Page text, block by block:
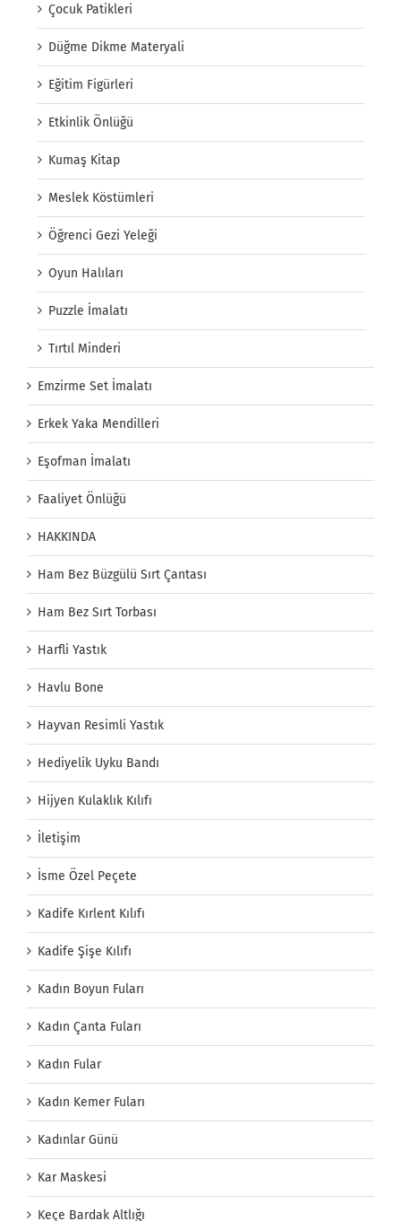
Çocuk Patikleri
Düğme Dikme Materyali
Eğitim Figürleri
Etkinlik Önlüğü
Kumaş Kitap
Meslek Köstümleri
Öğrenci Gezi Yeleği
Oyun Halıları
Puzzle İmalatı
Tırtıl Minderi
Emzirme Set İmalatı
Erkek Yaka Mendilleri
Eşofman İmalatı
Faaliyet Önlüğü
HAKKINDA
Ham Bez Büzgülü Sırt Çantası
Ham Bez Sırt Torbası
Harfli Yastık
Havlu Bone
Hayvan Resimli Yastık
Hediyelik Uyku Bandı
Hijyen Kulaklık Kılıfı
İletişim
İsme Özel Peçete
Kadife Kırlent Kılıfı
Kadife Şişe Kılıfı
Kadın Boyun Fuları
Kadın Çanta Fuları
Kadın Fular
Kadın Kemer Fuları
Kadınlar Günü
Kar Maskesi
Keçe Bardak Altlığı